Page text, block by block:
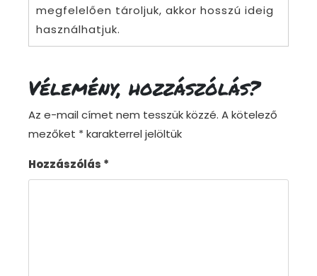
megfelelően tároljuk, akkor hosszú ideig
használhatjuk.
Vélemény, hozzászólás?
Az e-mail címet nem tesszük közzé. A kötelező
mezőket *karakterrel jelöltük
Hozzászólás *